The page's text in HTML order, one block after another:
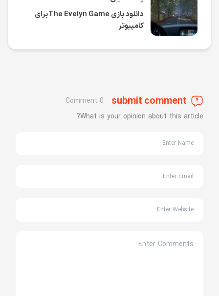
دانلود بازی The Evelyn Game برای
کامپیوتر
submit comment
0 Comment
What is your opinion about this article?